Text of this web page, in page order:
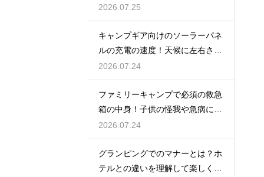
そう
2026.07.25
キャンプギア向けのソーラーパネ
ルの充電の速度！天候に左右され
ない選び方
2026.07.24
ファミリーキャンプで必須の救急
箱の中身！子供の怪我や急病に備
えるセット
2026.07.24
グランピングでのマナーとは？ホ
テルとの違いを理解して楽しく過